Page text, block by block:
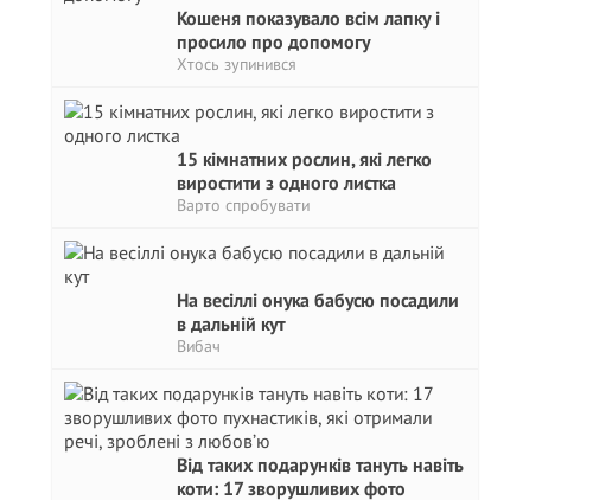
Кошеня показувало всім лапку і
просило про допомогу
Хтось зупинився
15 кімнатних рослин, які легко
виростити з одного листка
Варто спробувати
На весіллі онука бабусю посадили
в дальній кут
Вибач
Від таких подарунків тануть навіть
коти: 17 зворушливих фото